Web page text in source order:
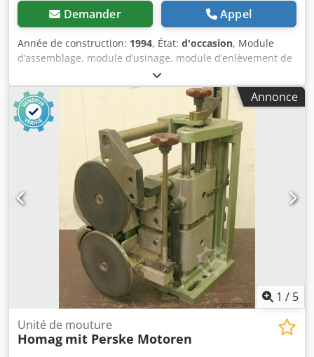
Demander Appel
Année de construction: 1994, État: d'occasion, Module
d’assemblage, module d’usinage, module d’enlèvement de
matière, module de fraisage, module de fraisage de profil,
module de fraisage d’assemblage, module de tronçonnage,
profileuse à double extrémité, machine d’usinage des
chants, moteur de rainurage, moteur d’enlèvement de
matière, moteur de fraisage pour machine d’usinage des
chants -Les modules de fraisage HOMAG permettent
d’effectuer des opérations de rainurage, de feuillurage et
de profilage. Dksdpfeb Uhqaex Akgsr -Avec système de
palpage sur les deux côtés. -Module de fraisage :
orientable. -2 moteurs Perske. -Puissance : 0,3 kW. -
Tension : 165 volts. -Fréquence : 300 Hz. -Vitesse de
rotation : 18 000 tr/min. -Autres moteurs, avec des
puissances différentes, disponibles sur demande et en
supplément. -Poids : 64 kg.
Annonce
1 / 5
Unité de mouture
Homag mit Perske Motoren